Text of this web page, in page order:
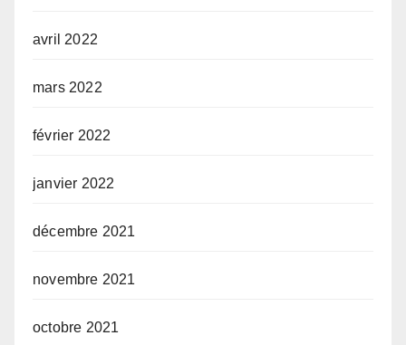
avril 2022
mars 2022
février 2022
janvier 2022
décembre 2021
novembre 2021
octobre 2021